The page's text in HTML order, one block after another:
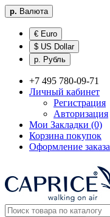
р. Валюта
€ Euro
$ US Dollar
р. Рубль
+7 495 780-09-71
Личный кабинет
Регистрация
Авторизация
Мои Закладки (0)
Корзина покупок
Оформление заказа